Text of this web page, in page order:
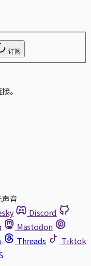
订阅
。
音
Discord
Mastodon
Threads
Tiktok